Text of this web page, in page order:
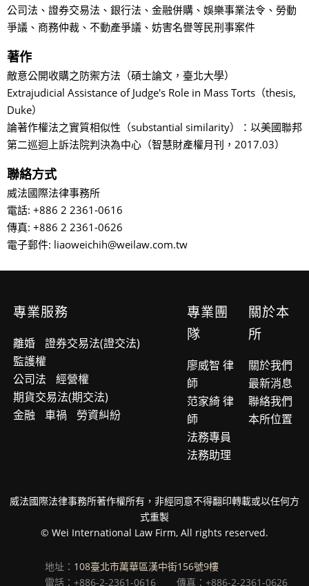
公司法、證券交易法、銀行法、金融併購、娛樂事業法令、勞動
爭議、商務仲裁、不動產爭議、妨害名譽等民刑事案件
著作
敵意公開收購之防禦方法（碩士論文，臺北大學）
Extrajudicial Assistance of Judge's Role in Mass Torts（thesis,
Duke）
論著作權法之實質相似性（substantial similarity）：以美國聯邦
第二巡迴上訴法院判決為中心（智慧財產權月刊，2017.03）
聯絡方式
威法國際法律事務所
電話: +886 2 2361-0616
傳真: +886 2 2361-0626
電子郵件: liaoweichih@weilaw.com.tw
專業服務
離婚
證券交易法(證交法)
監護權
公司法
經營權
期貨交易法(期交法)
金融
車禍 勞資糾紛
專業團
隊
廖威智 律
師
范家綺 律
師
法務專員
法務助理
關於本
所
關於我們
最新消息
聯絡我們
本所位置
威法國際法律事務所著作權所有，非經同意不得翻印轉載或以任何方
式重製
© Wei International Law Firm, All rights reserved.
地址： 108臺北市萬華區漢中街156號9樓
電話：+886-2-2361-0616
傳真：+886-2-2361-0626